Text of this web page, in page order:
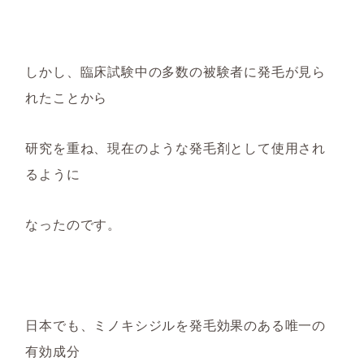
しかし、臨床試験中の多数の被験者に発毛が見ら
れたことから
研究を重ね、現在のような発毛剤として使用され
るように
なったのです。
日本でも 、ミノキシジルを発毛効果のある唯一の
有効成分